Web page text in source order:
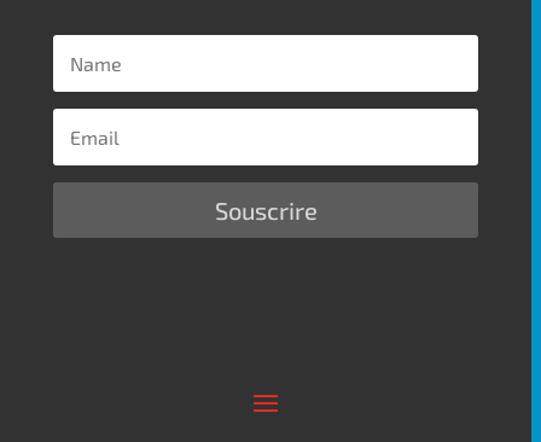
Souscrire